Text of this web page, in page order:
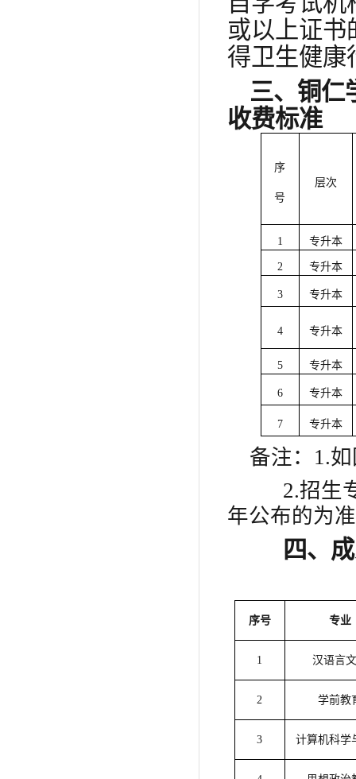
或以上证书
得卫生健康
三、铜仁
收费标准
序
号
层次
1 专升本
2 专升本
3 专升本
4 专升本
5 专升本
6 专升本
7 专升本
备注： 1.
2.招生
年公布的为
四、
序号 专业
1 汉语言
2 学前教
3 计算机科学